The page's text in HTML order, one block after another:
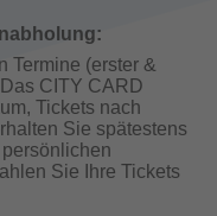
Termine (erster &
CITY CARD
Tickets nach
Sie spätestens
Sie Ihre Tickets